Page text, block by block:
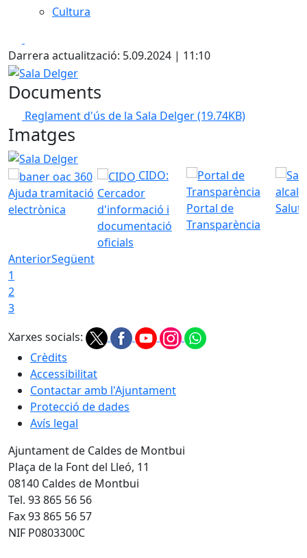
Cultura
Darrera actualització: 5.09.2024 | 11:10
Sala Delger
Documents
Reglament d'ús de la Sala Delger(19.74KB)
Imatges
Sala Delger
Ajuda tramitació
electrònica
CIDO:
Cercador
d'informació i
documentació
oficials
Portal de
Transparència
AnteriorSegüent
1
2
3
Xarxes socials:
Crèdits
Accessibilitat
Contactar amb l'Ajuntament
Protecció de dades
Avís legal
Ajuntament de Caldes de Montbui
Plaça de la Font del Lleó, 11
08140 Caldes de Montbui
Tel. 93 865 56 56
Fax 93 865 56 57
NIF P0803300C